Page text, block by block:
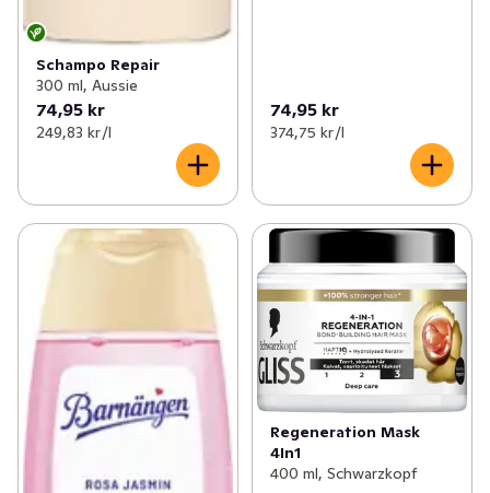
Schampo Repair
300 ml, Aussie
74,95 kr
249,83 kr /l
74,95 kr
374,75 kr /l
Regeneration Mask
4In1
400 ml, Schwarzkopf